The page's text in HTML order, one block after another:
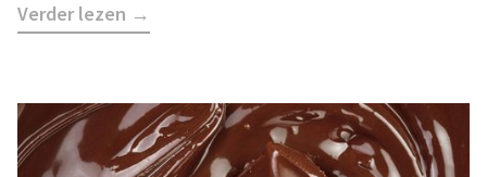
Verder lezen →